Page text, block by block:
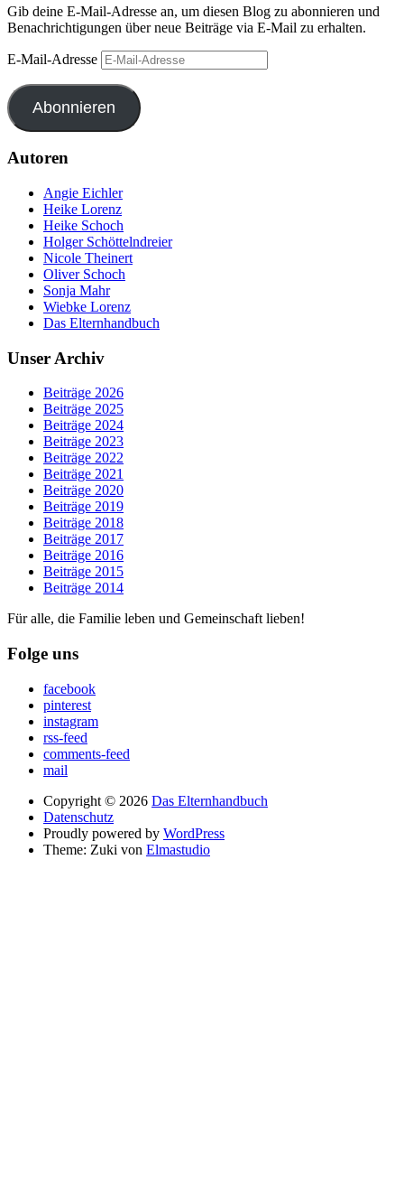
Gib deine E-Mail-Adresse an, um diesen Blog zu abonnieren und
Benachrichtigungen über neue Beiträge via E-Mail zu erhalten.
E-Mail-Adresse
Abonnieren
Autoren
Angie Eichler
Heike Lorenz
Heike Schoch
Holger Schöttelndreier
Nicole Theinert
Oliver Schoch
Sonja Mahr
Wiebke Lorenz
Das Elternhandbuch
Unser Archiv
Beiträge 2026
Beiträge 2025
Beiträge 2024
Beiträge 2023
Beiträge 2022
Beiträge 2021
Beiträge 2020
Beiträge 2019
Beiträge 2018
Beiträge 2017
Beiträge 2016
Beiträge 2015
Beiträge 2014
Für alle, die Familie leben und Gemeinschaft lieben!
Folge uns
facebook
pinterest
instagram
rss-feed
comments-feed
mail
Copyright © 2026 Das Elternhandbuch
Datenschutz
Proudly powered by WordPress
Theme: Zuki von Elmastudio